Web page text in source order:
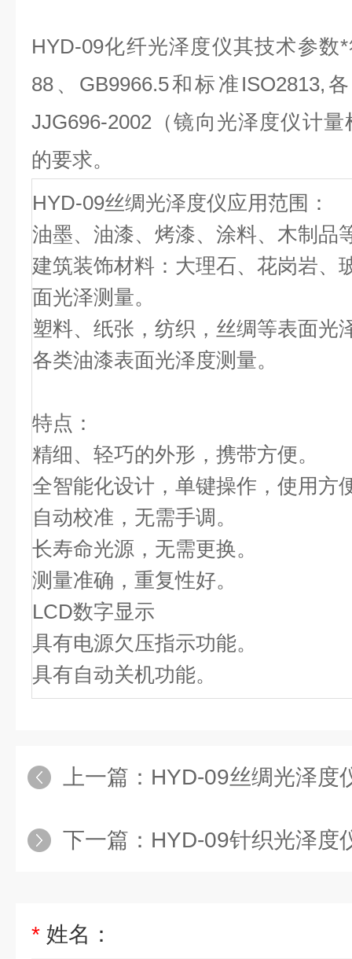
HYD-09化纤光泽度仪其技术参数
88、GB9966.5和标准ISO2813,
JJG696-2002（镜向光泽度仪计
的要求。
HYD-09丝绸光泽度仪应用范围：
油墨、油漆、烤漆、涂料、木制品
建筑装饰材料：大理石、花岗岩、
面光泽测量。
塑料、纸张，纺织，丝绸等表面光
各类油漆表面光泽度测量。
特点：
精细、轻巧的外形，携带方便。
全智能化设计，单键操作，使用方
自动校准，无需手调。
长寿命光源，无需更换。
测量准确，重复性好。
LCD数字显示
具有电源欠压指示功能。
具有自动关机功能。
上一篇： HYD-09丝绸光泽度
下一篇： HYD-09针织光泽度
* 姓名：